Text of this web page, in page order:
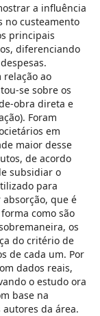
a influência
no custeamento
principais
diferenciando
relação ao
se sobre os
obra direta e
Foram
em
maior desse
de acordo
subsidiar o
para
que é
como são
os
do critério de
de cada um. Por
dados reais,
o estudo ora
base na
da área.